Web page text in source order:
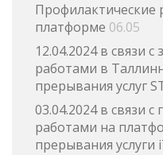
Профилактические
платформе 06.05
12.04.2024 в связи
работами в
прерывания услуг
03.04.2024 в связи
работами на
прерывания услуги